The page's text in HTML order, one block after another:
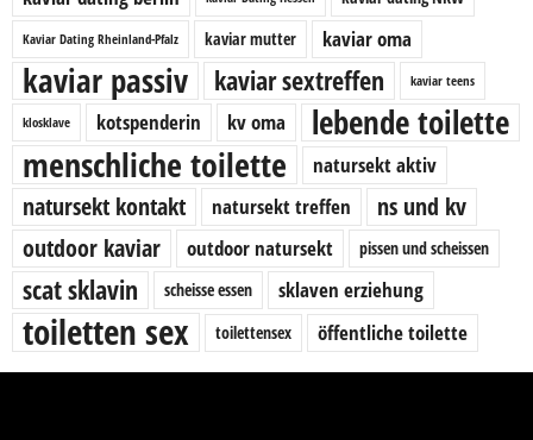
Kaviar Dating Rheinland-Pfalz kaviar mutter kaviar oma
kaviar passiv kaviar sextreffen kaviar teens
klosklave kotspenderin kv oma lebende toilette
menschliche toilette natursekt aktiv
natursekt kontakt natursekt treffen
ns und kv
outdoor kaviar
outdoor natursekt pissen und scheissen
scat sklavin scheisse essen sklaven erziehung
toiletten sex toilettensex öffentliche toilette